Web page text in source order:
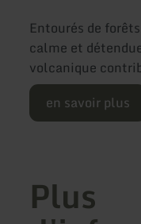
Entourés de
calme et
volcanique
en savoir plus
Plus